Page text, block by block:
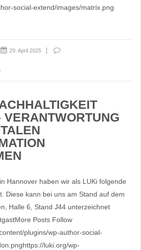
social-extend/images/matrix.png
29. April 2025
VERANTWORTUNG
Hannover haben wir als LUKi folgende
Diese kann bei uns am Stand auf dem
Halle 6, Stand J44 unterzeichnet
Posts Follow
plugins/wp-author-social-
luki.org/wp-